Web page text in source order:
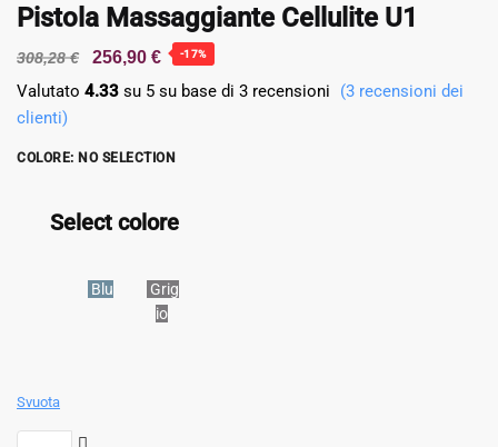
Pistola Massaggiante Cellulite U1
308,28€ 256,90 € -17%
Valutato 4.33 su 5 su base di 3 recensioni (3 recensioni dei
clienti)
COLORE: NO SELECTION
Select colore
Blu
Grig
io
Svuota